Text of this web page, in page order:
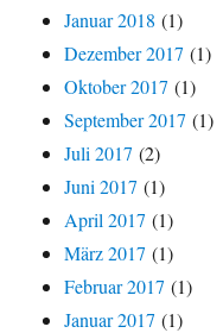
Januar 2018 (1)
Dezember 2017 (1)
Oktober 2017 (1)
September 2017 (1)
Juli 2017 (2)
Juni 2017 (1)
April 2017 (1)
März 2017 (1)
Februar 2017 (1)
Januar 2017 (1)